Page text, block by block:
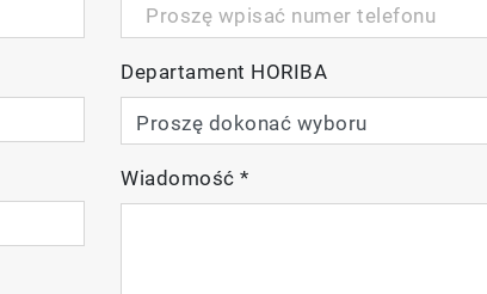
Departament HORIBA
Wiadomość *